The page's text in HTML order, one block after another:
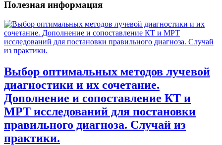
Полезная информация
Выбор оптимальных методов лучевой
диагностики и их сочетание.
Дополнение и сопоставление КТ и
МРТ исследований для постановки
правильного диагноза. Случай из
практики.